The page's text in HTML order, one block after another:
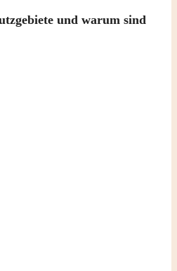
und warum sind